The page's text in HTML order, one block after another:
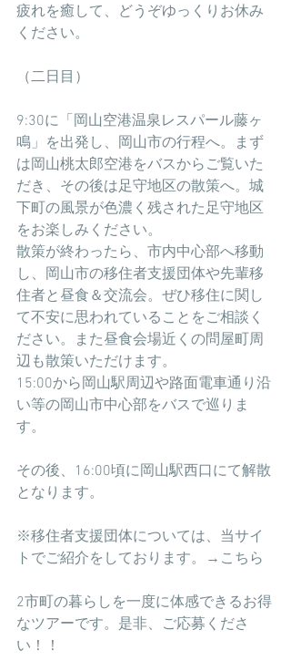
疲れを癒して、どうぞゆっくりお休み
ください。
（二日目）
9:30に「岡山空港温泉レスパール藤ヶ
鳴」を出発し、岡山市の行程へ。まず
は岡山桃太郎空港をバスからご覧いた
だき、その後は足守地区の散策へ。城
下町の風景が色濃く残された足守地区
をお楽しみください。
散策が終わったら、市内中心部へ移動
し、岡山市の移住者支援団体や先輩移
住者と昼食＆交流会。ぜひ移住に関し
て不安に思われていることをご相談く
ださい。また昼食会場近くの問屋町周
辺も散策いただけます。
15:00から岡山駅周辺や路面電車通り沿
い等の岡山市中心部をバスで巡りま
す。
その後、16:00頃に岡山駅西口にて解散
となります。
※移住者支援団体については、当サイ
トでご紹介をしております。→こちら
2市町の暮らしを一度に体感できるお得
なツアーです。是非、ご応募くださ
い！！